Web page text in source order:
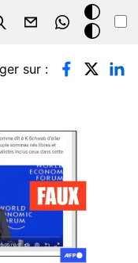
Mode
sombre
sur :